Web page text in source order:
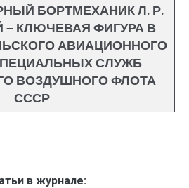
БОРТМЕХАНИК Л. Р.
КЛЮЧЕВАЯ ФИГУРА В
АВИАЦИОННОГО
СЛУЖБ
ВОЗДУШНОГО ФЛОТА
СССР
в журнале: